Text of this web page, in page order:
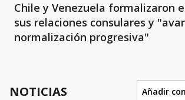
Chile y Venezuela formalizaron
sus relaciones consulares y
normalización progresiva"
NOTICIAS Añadir